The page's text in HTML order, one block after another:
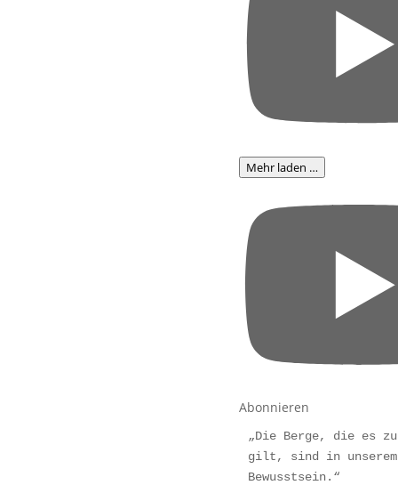
Mehr laden …
Abonnieren
„Die Berge, die es
gilt, sind in unserem
Bewusstsein.“